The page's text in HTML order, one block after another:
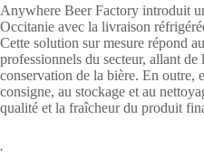
Anywhere Beer Factory introduit
Occitanie avec la livraison
Cette solution sur mesure répond
professionnels du secteur, allant de
conservation de la bière. En outre,
consigne, au stockage et au
qualité et la fraîcheur du produit
.